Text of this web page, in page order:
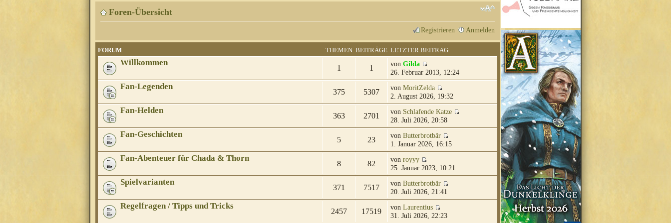
Foren-Übersicht
Registrieren Anmelden
FORUM THEMEN BEITRÄGE LETZTER BEITRAG
Willkommen
1 1 von Gilda
26. Februar 2013, 12:24
Fan-Legenden
375 5307 von MoritZelda
2. August 2026, 19:32
Fan-Helden
363 2701 von Schlafende Katze
28. Juli 2026, 20:58
Fan-Geschichten
5 23 von Butterbrotbär
1. Januar 2026, 16:15
Fan-Abenteuer für Chada & Thorn
8 82 von royyy
25. Januar 2023, 10:21
Spielvarianten
371 7517 von Butterbrotbär
20. Juli 2026, 21:41
Regelfragen / Tipps und Tricks
2457 17519 von Laurentius
31. Juli 2026, 22:23